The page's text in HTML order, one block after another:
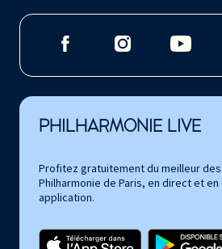
PHILHARMONIE LIVE
Profitez gratuitement du meilleur
Philharmonie de Paris, en direct et
application.